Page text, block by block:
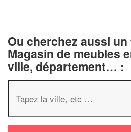
Ou cherchez aussi
Magasin de meubles
ville, département… :